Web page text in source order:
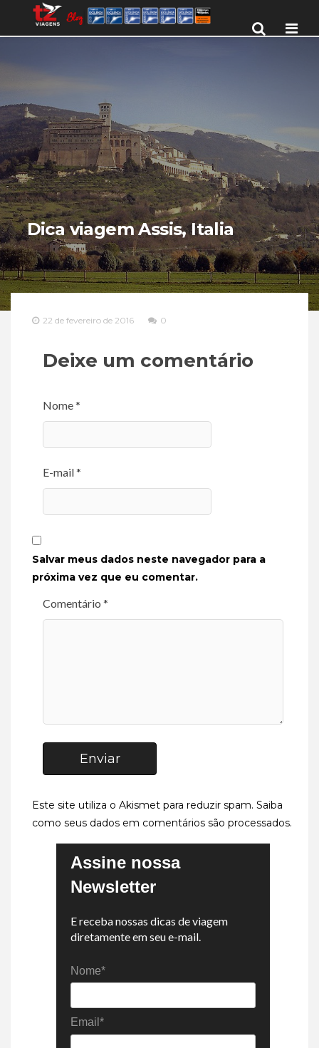
Dica viagem Assis, Italia
22 de fevereiro de 2016 0
Deixe um comentário
Nome *
E-mail *
Salvar meus dados neste navegador para a
próxima vez que eu comentar.
Comentário *
Enviar
Este site utiliza o Akismet para reduzir spam. Saiba
como seus dados em comentários são processados.
Assine nossa
Newsletter
E receba nossas dicas de viagem
diretamente em seu e-mail.
Nome*
Email*